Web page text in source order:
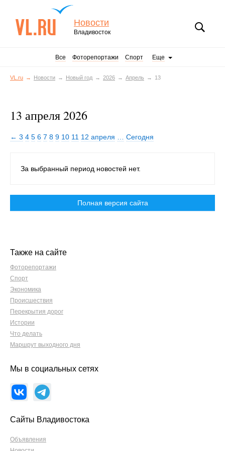
Новости
Владивосток
Все Фоторепортажи Спорт Еще
VL.ru Новости Новый год 2026 Апрель 13
13 апреля 2026
← 3 4 5 6 7 8 9 10 11 12 апреля Сегодня
За выбранный период новостей нет.
Полная версия сайта
Также на сайте
Фоторепортажи
Спорт
Экономика
Происшествия
Перекрытия дорог
Истории
Что делать
Маршрут выходного дня
Мы в социальных сетях
Сайты Владивостока
Объявления